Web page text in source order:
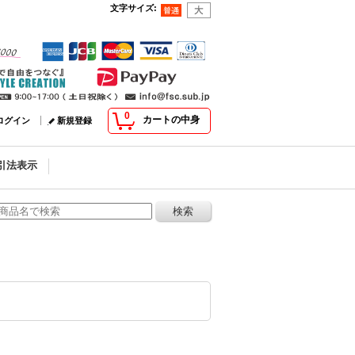
文字サイズ:
0 カートの中身
グイン 新規登録
法表示